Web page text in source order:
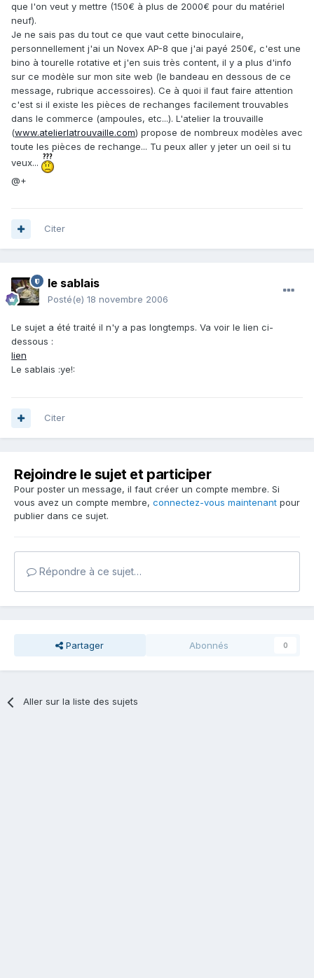
que l'on veut y mettre (150€ à plus de 2000€ pour du matériel
neuf).
Je ne sais pas du tout ce que vaut cette binoculaire,
personnellement j'ai un Novex AP-8 que j'ai payé 250€, c'est une
bino à tourelle rotative et j'en suis très content, il y a plus d'info
sur ce modèle sur mon site web (le bandeau en dessous de ce
message, rubrique accessoires). Ce à quoi il faut faire attention
c'est si il existe les pièces de rechanges facilement trouvables
dans le commerce (ampoules, etc...). L'atelier la trouvaille
(www.atelierlatrouvaille.com) propose de nombreux modèles avec
toute les pièces de rechange... Tu peux aller y jeter un oeil si tu
veux...
@+
Citer
le sablais
Posté(e) 18 novembre 2006
Le sujet a été traité il n'y a pas longtemps. Va voir le lien ci-
dessous :
lien
Le sablais :ye!:
Citer
Rejoindre le sujet et participer
Pour poster un message, il faut créer un compte membre. Si
vous avez un compte membre, connectez-vous maintenant pour
publier dans ce sujet.
Répondre à ce sujet…
Partager Abonnés 0
Aller sur la liste des sujets